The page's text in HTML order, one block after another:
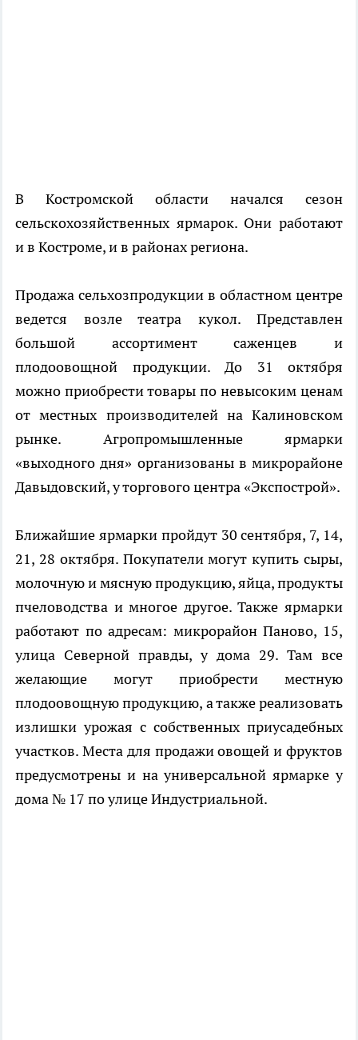
В Костромской области начался сезон
сельскохозяйственных ярмарок. Они работают
и в Костроме, и в районах региона.
Продажа сельхозпродукции в областном центре
ведется возле театра кукол. Представлен
большой ассортимент саженцев и
плодоовощной продукции. До 31 октября
можно приобрести товары по невысоким ценам
от местных производителей на Калиновском
рынке. Агропромышленные ярмарки
«выходного дня» организованы в микрорайоне
Давыдовский, у торгового центра «Экспострой».
Ближайшие ярмарки пройдут 30 сентября, 7, 14,
21, 28 октября. Покупатели могут купить сыры,
молочную и мясную продукцию, яйца, продукты
пчеловодства и многое другое. Также ярмарки
работают по адресам: микрорайон Паново, 15,
улица Северной правды, у дома 29. Там все
желающие могут приобрести местную
плодоовощную продукцию, а также реализовать
излишки урожая с собственных приусадебных
участков. Места для продажи овощей и фруктов
предусмотрены и на универсальной ярмарке у
дома № 17 по улице Индустриальной.